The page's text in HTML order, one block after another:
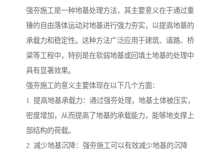
强夯施工是一种地基处理方法，其主要意义在于通过重
锤的自由落体运动对地基进行强力夯实，以提高地基的
承载力和稳定性。这种方法广泛应用于建筑、道路、桥
梁等工程中，特别是在软弱地基或回填土地基的处理中
具有显著效果。
强夯施工的意义主要体现在以下几个方面：
1. 提高地基承载力：通过强夯处理，地基土体被压实，
密度增加，从而提高了地基的承载能力，能够地支撑上
部结构的荷载。
2. 减少地基沉降：强夯施工可以有效减少地基的沉降